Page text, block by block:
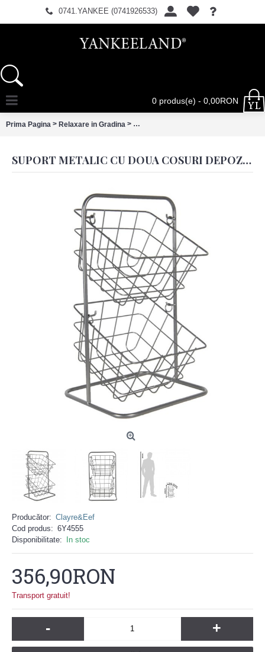
0741.YANKEE (0741926533)
0 produs(e) - 0,00RON
Prima Pagina > Relaxare in Gradina > Suport metalic cu doua cosuri
SUPORT METALIC CU DOUA COSURI DEPOZITARE 22X22X41 CM, CLAYRE & EEF
Producător: Clayre&Eef
Cod produs: 6Y4555
Disponibilitate:
In stoc
356,90RON
Transport gratuit!
- +